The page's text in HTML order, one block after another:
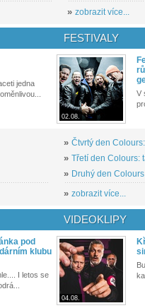
» zobrazit více...
jedna
FESTIVALY
02.08.
V
» Čtvrtý den
» Třetí den Colours:
» Druhý den
» zobrazit více...
pod
klubu
I letos se
VIDEOKLIPY
04.08.